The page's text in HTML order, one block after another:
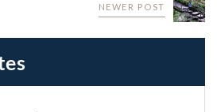
NEWER POST